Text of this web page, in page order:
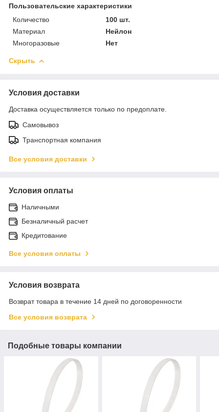
Пользовательские характеристики
Количество
100 шт.
Материал
Нейлон
Многоразовые
Нет
Скрыть
Условия доставки
Доставка осуществляется только по предоплате.
Самовывоз
Транспортная компания
Все условия доставки
Условия оплаты
Наличными
Безналичный расчет
Кредитование
Все условия оплаты
Условия возврата
Возврат товара в течение 14 дней по договоренности
Все условия возврата
Подобные товары компании